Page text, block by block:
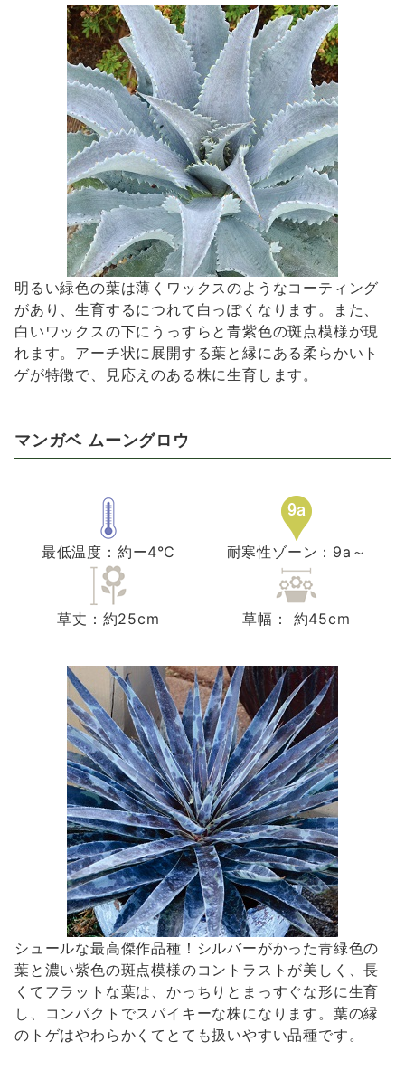
明るい緑色の葉は薄くワックスのようなコーティング
があり、生育するにつれて白っぽくなります。また、
白いワックスの下にうっすらと青紫色の斑点模様が現
れます。アーチ状に展開する葉と縁にある柔らかいト
ゲが特徴で、見応えのある株に生育します。
マンガベ ムーングロウ
最低温度：約ー4℃ 耐寒性ゾーン：9a～
草丈：約25cm 草幅： 約45cm
シュールな最高傑作品種！シルバーがかった青緑色の
葉と濃い紫色の斑点模様のコントラストが美しく、長
くてフラットな葉は、かっちりとまっすぐな形に生育
し、コンパクトでスパイキーな株になります。葉の縁
のトゲはやわらかくてとても扱いやすい品種です。